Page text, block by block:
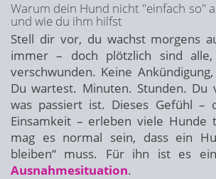
Warum dein Hund nicht "einfach so"
und wie du ihm hilfst
Stell dir vor, du wachst morgens
immer – doch plötzlich sind
verschwunden. Keine
Du wartest. Minuten. Stunden. Du
was passiert ist. Dieses Gefühl –
Einsamkeit – erleben viele Hunde
mag es normal sein, dass ein
bleiben“ muss. Für ihn ist es
Ausnahmesituation.